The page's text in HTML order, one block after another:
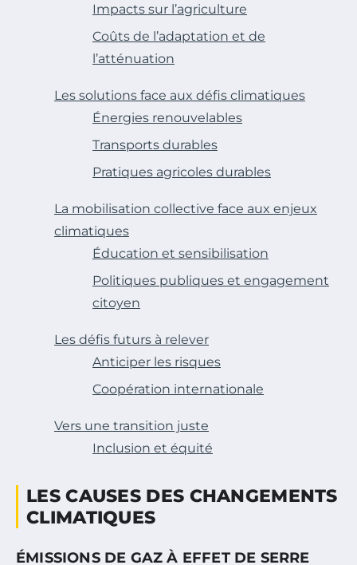
Impacts sur l’agriculture
Coûts de l’adaptation et de
l’atténuation
Les solutions face aux défis climatiques
Énergies renouvelables
Transports durables
Pratiques agricoles durables
La mobilisation collective face aux enjeux
climatiques
Éducation et sensibilisation
Politiques publiques et engagement
citoyen
Les défis futurs à relever
Anticiper les risques
Coopération internationale
Vers une transition juste
Inclusion et équité
LES CAUSES DES CHANGEMENTS
CLIMATIQUES
ÉMISSIONS DE GAZ À EFFET DE SERRE